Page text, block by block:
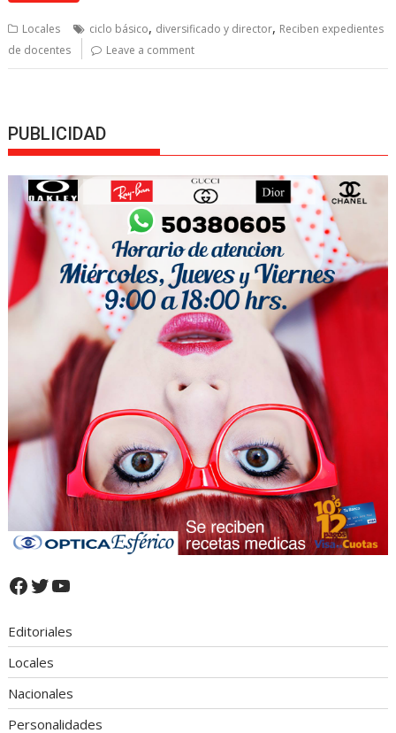
Locales ciclo básico, diversificado y director, Reciben expedientes
de docentes
Leave a comment
PUBLICIDAD
Facebook
Twitter
YouTube
Editoriales
Locales
Nacionales
Personalidades